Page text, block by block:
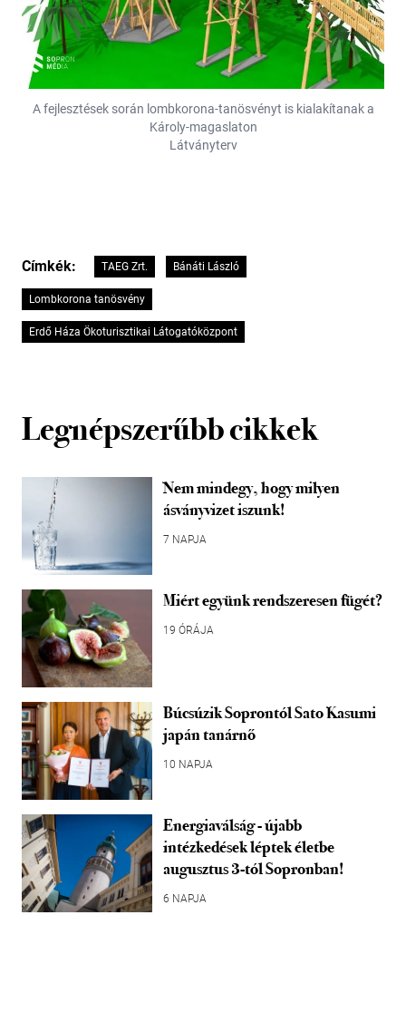
A fejlesztések során lombkorona-tanösvényt is kialakítanak a
Károly-magaslaton
Látványterv
Címkék: TAEG Zrt. Bánáti László
Lombkorona tanösvény
Erdő Háza Ökoturisztikai Látogatóközpont
Legnépszerűbb cikkek
Nem mindegy, hogy milyen
ásványvizet iszunk!
7 NAPJA
Miért együnk rendszeresen fügét?
19 ÓRÁJA
Búcsúzik Soprontól Sato Kasumi
japán tanárnő
10 NAPJA
Energiaválság - újabb
intézkedések léptek életbe
augusztus 3-tól Sopronban!
6 NAPJA